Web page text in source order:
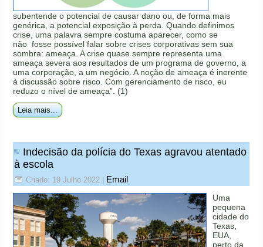
subentende o potencial de causar dano ou, de forma mais
genérica, a potencial exposição à perda. Quando definimos
crise, uma palavra sempre costuma aparecer, como se
não fosse possível falar sobre crises corporativas sem sua
sombra: ameaça. A crise quase sempre representa uma
ameaça severa aos resultados de um programa de governo, a
uma corporação, a um negócio. A noção de ameaça é inerente
à discussão sobre risco. Com gerenciamento de risco, eu
reduzo o nível de ameaça”. (1)
Leia mais...
Indecisão da polícia do Texas agravou atentado
à escola
Criado: 19 Julho 2022 Email
Uma
pequena
cidade do
Texas,
EUA,
perto da